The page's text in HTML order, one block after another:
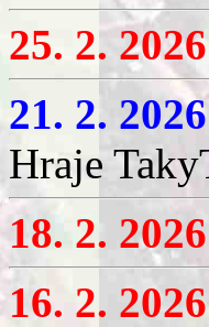
25. 2.
21. 2.
Hraje
18. 2.
16. 2.